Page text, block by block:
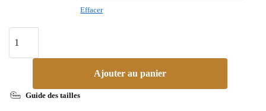
Effacer
Ajouter au panier
Guide des tailles